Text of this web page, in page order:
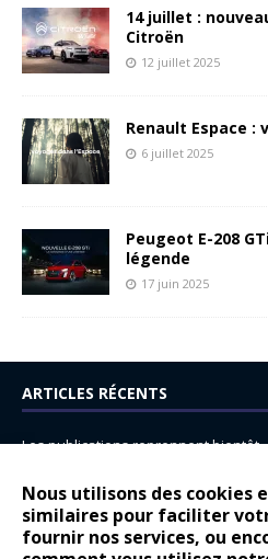
Nous utilisons des cookies
similaires pour faciliter
fournir nos services, ou
14 juillet :
Citroën
12 juillet 2025
Renault Espace :
6 juillet 2025
Peugeot E-208
légende
17 juin 2025
ARTICLES RÉCENTS
Les publications reprennent
14 juillet : nouveau film de marque
Renault Espace : voyage, voyage…